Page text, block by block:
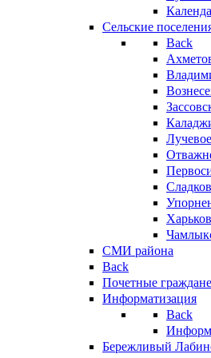
Сельские
Back
СМИ района
Back
Почетные граждане
Информатизация
Back
Бережливый